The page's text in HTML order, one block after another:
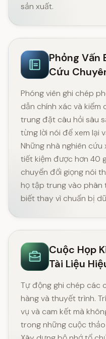
sản xuất.
Phỏng Vấn
Cứu
Phóng viên ghi chép
dẫn chính xác và kiểm
trung đặt câu hỏi sâu
từng lời nói để xem lại
Những nhà nghiên
tiết kiệm được hơn 40
chuyển đổi giọng nói
họ tập trung vào phân
biết thay vì chuẩn bị
Cuộc Họp
Tài Liệu
Tự động ghi chép các
hàng và thuyết trình.
vụ và cam kết mà
trong những cuộc